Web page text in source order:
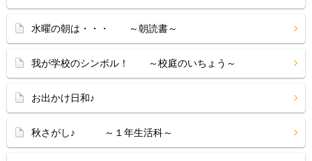
水曜の朝は・・・ ～朝読書～
我が学校のシンボル！ ～校庭のいちょう～
お出かけ日和♪
秋さがし♪ ～１年生活科～